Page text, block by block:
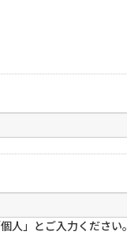
人」とご入力ください。